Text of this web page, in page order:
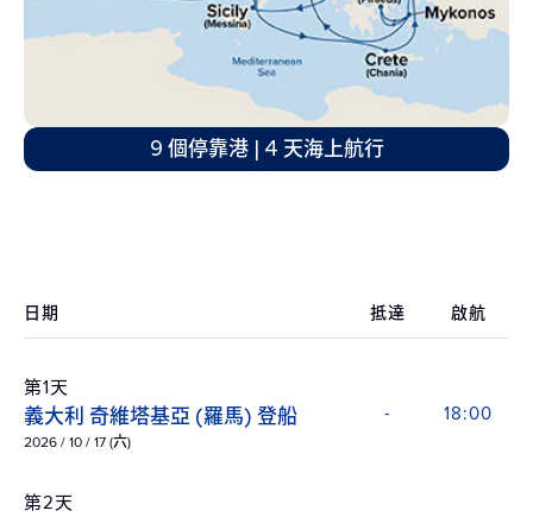
9 個停靠港 | 4 天海上航行
日期 抵達 啟航
第1天
義大利 奇維塔基亞 (羅馬) 登船
2026 / 10 / 17 (六)
- 18:00
第2天